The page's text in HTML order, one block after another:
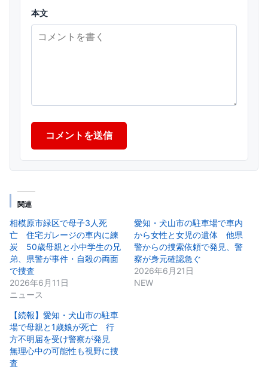
本文
コメントを送信
関連
相模原市緑区で母子3人死
亡 住宅ガレージの車内に練
炭 50歳母親と小中学生の兄
弟、県警が事件・自殺の両面
で捜査
2026年6月11日
ニュース
愛知・犬山市の駐車場で車内
から女性と女児の遺体 他県
警からの捜索依頼で発見、警
察が身元確認急ぐ
2026年6月21日
NEW
【続報】愛知・犬山市の駐車
場で母親と1歳娘が死亡 行
方不明届を受け警察が発見
無理心中の可能性も視野に捜
査